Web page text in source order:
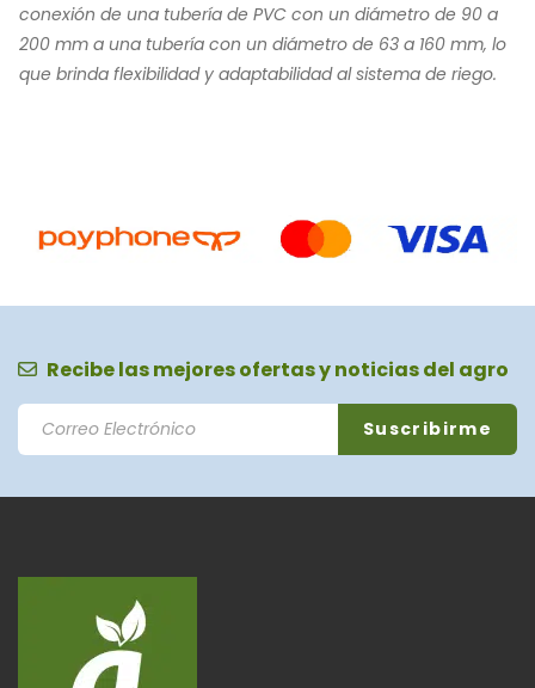
conexión de una tubería de PVC con un diámetro de 90 a
200 mm a una tubería con un diámetro de 63 a 160 mm, lo
que brinda flexibilidad y adaptabilidad al sistema de riego.
Recibe las mejores ofertas y noticias del agro